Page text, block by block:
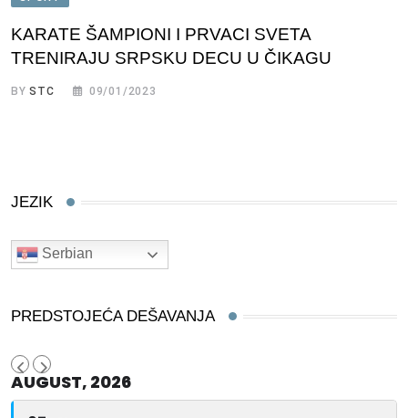
KARATE ŠAMPIONI I PRVACI SVETA
TRENIRAJU SRPSKU DECU U ČIKAGU
BYSTC 09/01/2023
JEZIK
Serbian
PREDSTOJEĆA DEŠAVANJA
AUGUST, 2026